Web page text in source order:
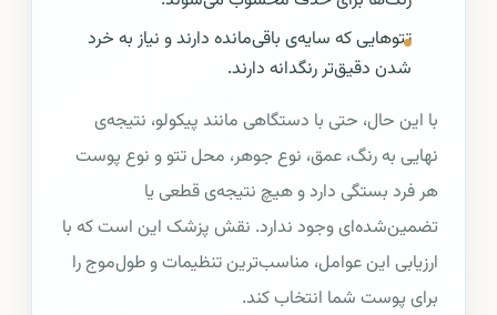
تتوهایی که سایه‌ی باقی‌مانده دارند و نیاز به خرد
شدن دقیق‌تر رنگدانه دارند.
با این حال، حتی با دستگاهی مانند پیکولو، نتیجه‌ی
نهایی به رنگ، عمق، نوع جوهر، محل تتو و نوع پوست
هر فرد بستگی دارد و هیچ نتیجه‌ی قطعی یا
تضمین‌شده‌ای وجود ندارد. نقش پزشک این است که با
ارزیابی این عوامل، مناسب‌ترین تنظیمات و طول‌موج را
برای پوست شما انتخاب کند.